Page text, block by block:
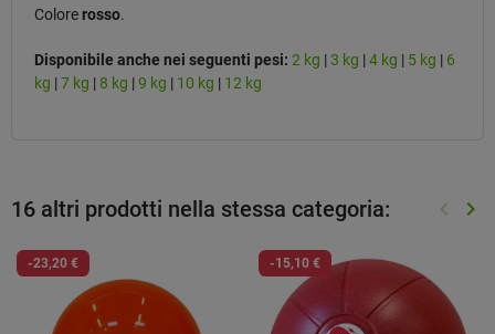
Colorerosso.
Disponibile anche nei seguenti pesi: 2 kg |3 kg |4 kg | 5 kg | 6
kg |7 kg | 8 kg |9 kg | 10 kg | 12 kg
16 altri prodotti nella stessa categoria: keyboard_arrow_left keyboard_arrow_right
-23,20 € -15,10 €